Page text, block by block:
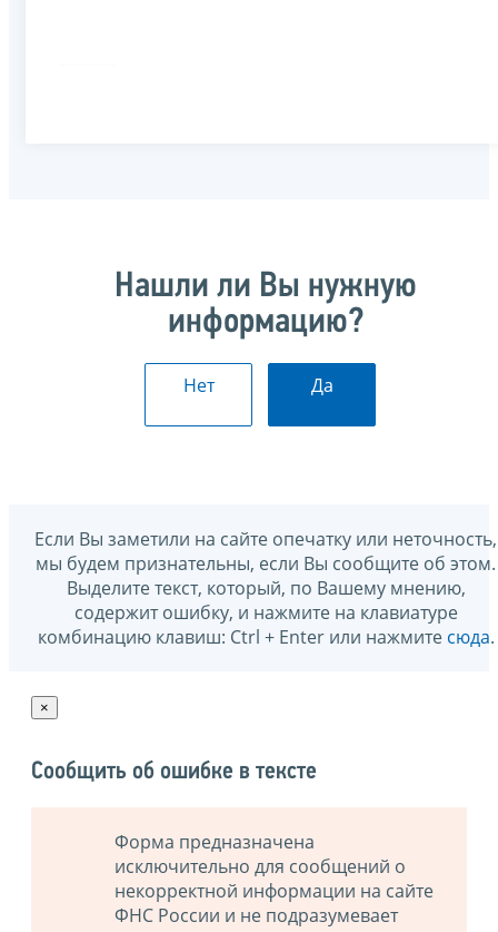
Нашли ли Вы нужную
информацию?
Нет Да
Если Вы заметили на сайте опечатку или неточность,
мы будем признательны, если Вы сообщите об этом.
Выделите текст, который, по Вашему мнению,
содержит ошибку, и нажмите на клавиатуре
комбинацию клавиш: Ctrl + Enter или нажмите сюда.
×
Сообщить об ошибке в тексте
Форма предназначена
исключительно для сообщений о
некорректной информации на сайте
ФНС России и не подразумевает